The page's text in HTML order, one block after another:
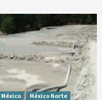
México México Norte